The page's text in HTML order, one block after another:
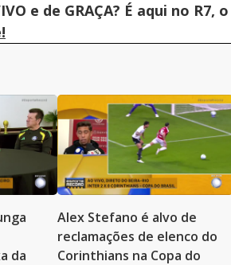
e de GRAÇA? É aqui no R7,
da
Alex Stefano é alvo de
reclamações de elenco do
Corinthians na Copa do